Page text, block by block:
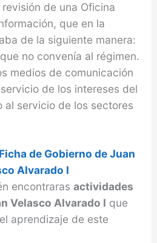
de una Oficina
que en la
de la siguiente manera:
no convenía al régimen.
medios de comunicación
de los intereses del
al servicio de los sectores
de Gobierno de Juan
Alvarado I
encontraras actividades
Velasco Alvarado I que
aprendizaje de este